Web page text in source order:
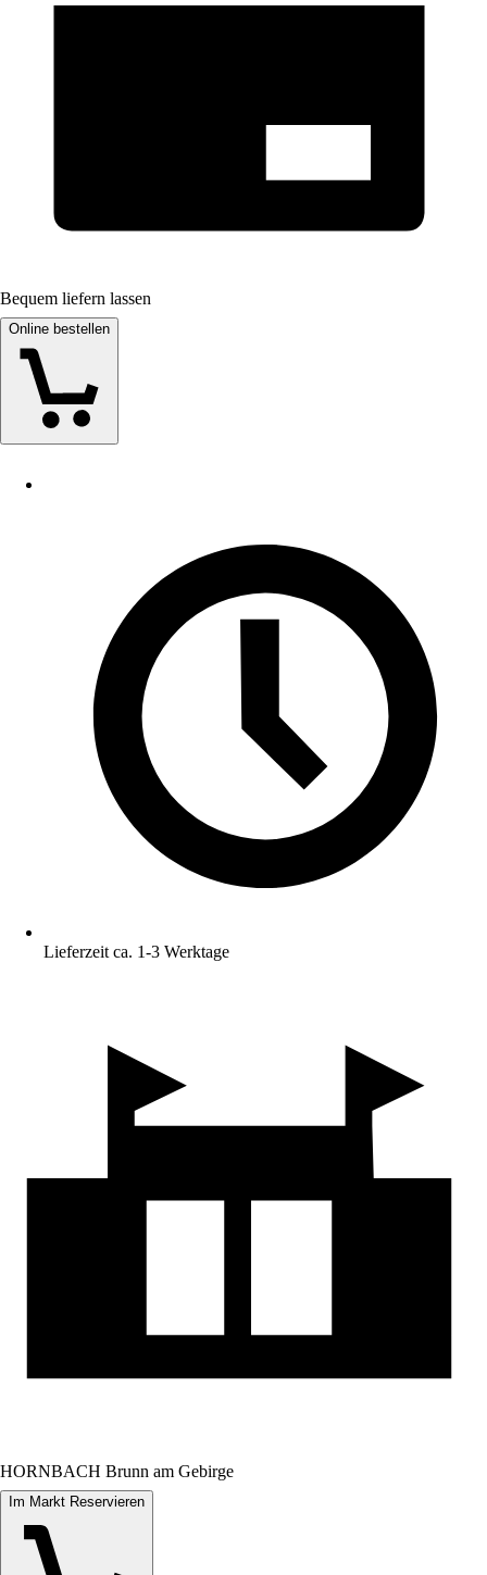
Bequem liefern lassen
Online bestellen
Lieferzeit ca. 1-3 Werktage
HORNBACH Brunn am Gebirge
Im Markt Reservieren